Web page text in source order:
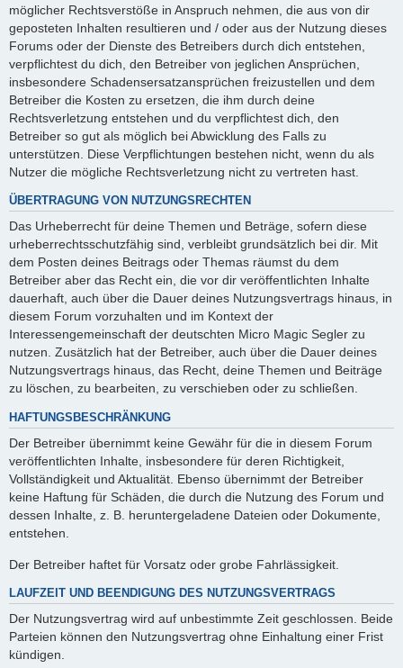
möglicher Rechtsverstöße in Anspruch nehmen, die aus von dir
geposteten Inhalten resultieren und / oder aus der Nutzung dieses
Forums oder der Dienste des Betreibers durch dich entstehen,
verpflichtest du dich, den Betreiber von jeglichen Ansprüchen,
insbesondere Schadensersatzansprüchen freizustellen und dem
Betreiber die Kosten zu ersetzen, die ihm durch deine
Rechtsverletzung entstehen und du verpflichtest dich, den
Betreiber so gut als möglich bei Abwicklung des Falls zu
unterstützen. Diese Verpflichtungen bestehen nicht, wenn du als
Nutzer die mögliche Rechtsverletzung nicht zu vertreten hast.
ÜBERTRAGUNG VON NUTZUNGSRECHTEN
Das Urheberrecht für deine Themen und Beträge, sofern diese
urheberrechtsschutzfähig sind, verbleibt grundsätzlich bei dir. Mit
dem Posten deines Beitrags oder Themas räumst du dem
Betreiber aber das Recht ein, die vor dir veröffentlichten Inhalte
dauerhaft, auch über die Dauer deines Nutzungsvertrags hinaus, in
diesem Forum vorzuhalten und im Kontext der
Interessengemeinschaft der deutschten Micro Magic Segler zu
nutzen. Zusätzlich hat der Betreiber, auch über die Dauer deines
Nutzungsvertrags hinaus, das Recht, deine Themen und Beiträge
zu löschen, zu bearbeiten, zu verschieben oder zu schließen.
HAFTUNGSBESCHRÄNKUNG
Der Betreiber übernimmt keine Gewähr für die in diesem Forum
veröffentlichten Inhalte, insbesondere für deren Richtigkeit,
Vollständigkeit und Aktualität. Ebenso übernimmt der Betreiber
keine Haftung für Schäden, die durch die Nutzung des Forum und
dessen Inhalte, z. B. heruntergeladene Dateien oder Dokumente,
entstehen.
Der Betreiber haftet für Vorsatz oder grobe Fahrlässigkeit.
LAUFZEIT UND BEENDIGUNG DES NUTZUNGSVERTRAGS
Der Nutzungsvertrag wird auf unbestimmte Zeit geschlossen. Beide
Parteien können den Nutzungsvertrag ohne Einhaltung einer Frist
kündigen.